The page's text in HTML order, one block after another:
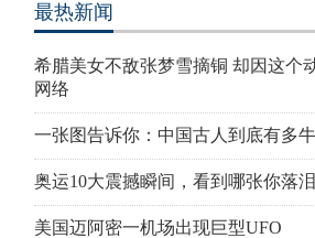
最热新闻
希腊美女不敌张梦雪摘铜 却因这个
网络
一张图告诉你：中国古人到底有多牛
奥运10大震撼瞬间，看到哪张你落
美国迈阿密一机场出现巨型UFO